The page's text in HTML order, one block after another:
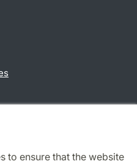
to ensure that the website